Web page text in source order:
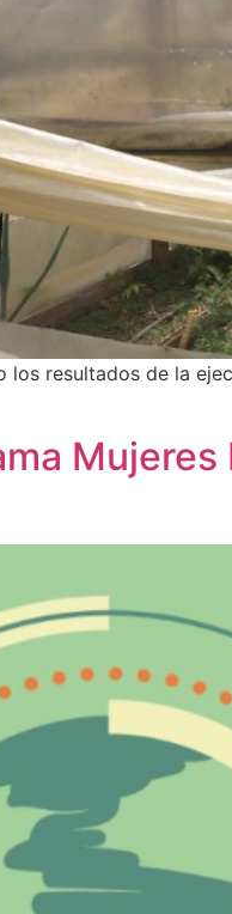
resultados de la
Mujeres